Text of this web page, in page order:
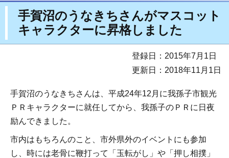
手賀沼のうなきちさんがマスコット
キャラクターに昇格しました
登録日：2015年7月1日
更新日：2018年11月1日
手賀沼のうなきちさんは、平成24年12月に我孫子市観光
ＰＲキャラクターに就任してから、我孫子のＰＲに日夜
励んできました。
市内はもちろんのこと、市外県外のイベントにも参加
し、時には老骨に鞭打って「玉転がし」や「押し相撲」